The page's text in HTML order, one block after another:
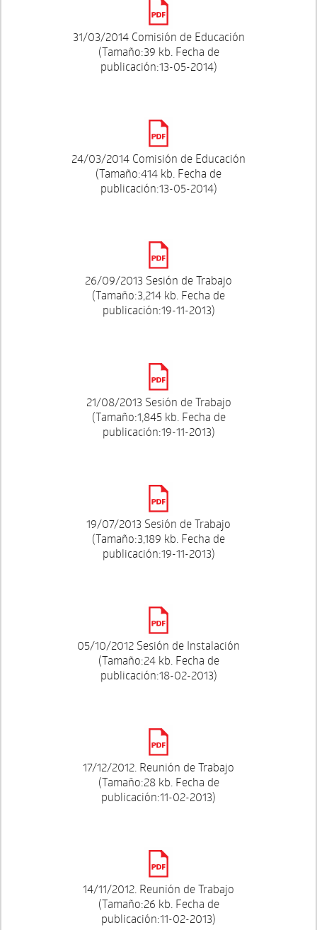
31/03/2014 Comisión de Educación
(Tamaño:39 kb. Fecha de
publicación:13-05-2014)
24/03/2014 Comisión de Educación
(Tamaño:414 kb. Fecha de
publicación:13-05-2014)
26/09/2013 Sesión de Trabajo
(Tamaño:3,214 kb. Fecha de
publicación:19-11-2013)
21/08/2013 Sesión de Trabajo
(Tamaño:1,845 kb. Fecha de
publicación:19-11-2013)
19/07/2013 Sesión de Trabajo
(Tamaño:3,189 kb. Fecha de
publicación:19-11-2013)
05/10/2012 Sesión de Instalación
(Tamaño:24 kb. Fecha de
publicación:18-02-2013)
17/12/2012. Reunión de Trabajo
(Tamaño:28 kb. Fecha de
publicación:11-02-2013)
14/11/2012. Reunión de Trabajo
(Tamaño:26 kb. Fecha de
publicación:11-02-2013)